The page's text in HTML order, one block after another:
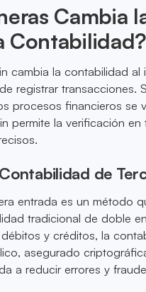
Cambia
Contabilidad?
cambia la contabilidad al
registrar transacciones.
procesos financieros se
permite la verificación
de
entrada es un método
tradicional de doble
y créditos, la
asegurado
a reducir errores y